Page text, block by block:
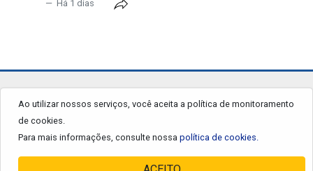
Há 1 dias
Ao utilizar nossos serviços, você aceita a política de monitoramento
de cookies.
Para mais informações, consulte nossa política de cookies.
jornalgrandourados.com.br